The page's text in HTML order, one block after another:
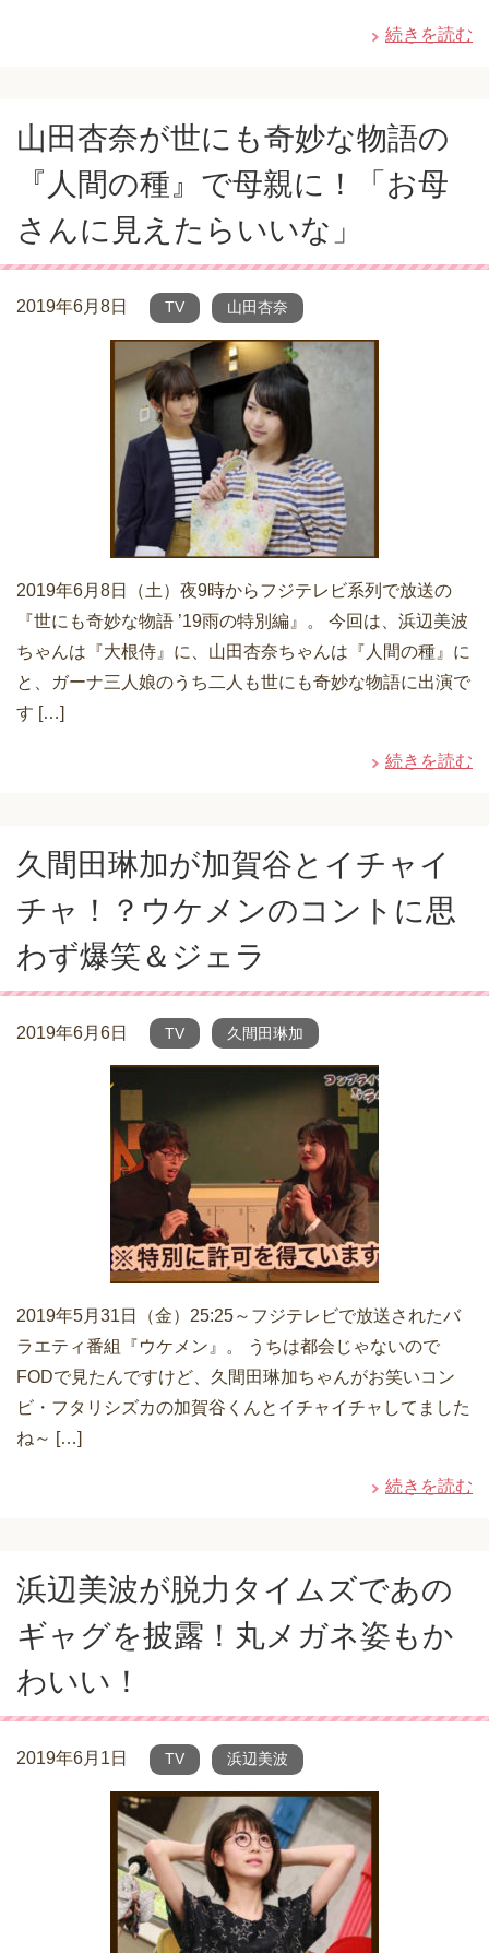
続きを読む
山田杏奈が世にも奇妙な物語の
『人間の種』で母親に！「お母
さんに見えたらいいな」
2019年6月8日 TV 山田杏奈
2019年6月8日（土）夜9時からフジテレビ系列で放送の
『世にも奇妙な物語 ’19雨の特別編』。 今回は、浜辺美波
ちゃんは『大根侍』に、山田杏奈ちゃんは『人間の種』に
と、ガーナ三人娘のうち二人も世にも奇妙な物語に出演で
す […]
続きを読む
久間田琳加が加賀谷とイチャイ
チャ！？ウケメンのコントに思
わず爆笑＆ジェラ
2019年6月6日 TV 久間田琳加
2019年5月31日（金）25:25～フジテレビで放送されたバ
ラエティ番組『ウケメン』。 うちは都会じゃないので
FODで見たんですけど、久間田琳加ちゃんがお笑いコン
ビ・フタリシズカの加賀谷くんとイチャイチャしてました
ね～ […]
続きを読む
浜辺美波が脱力タイムズであの
ギャグを披露！丸メガネ姿もか
わいい！
2019年6月1日 TV 浜辺美波